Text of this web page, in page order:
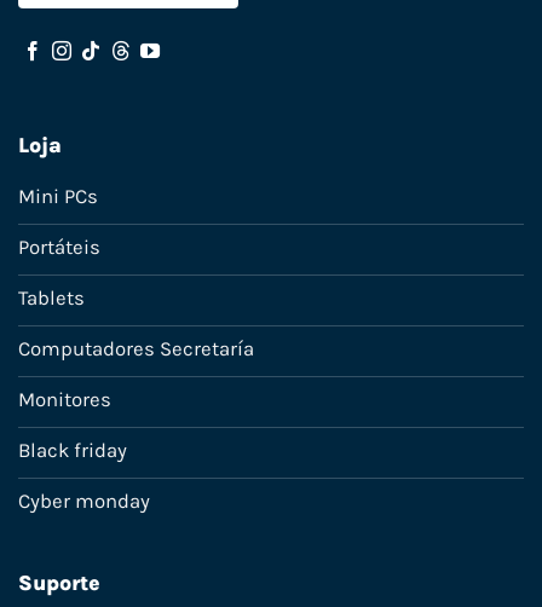
Loja
Mini PCs
Portáteis
Tablets
Computadores Secretaría
Monitores
Black friday
Cyber monday
Suporte